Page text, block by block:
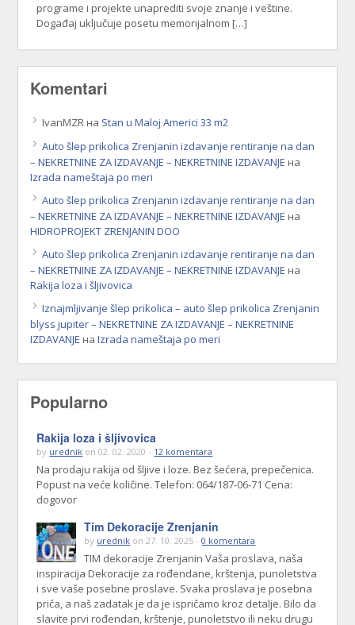
programe i projekte unaprediti svoje znanje i veštine.
Događaj uključuje posetu memorijalnom […]
Komentari
IvanMZR на Stan u Maloj Americi 33 m2
Auto šlep prikolica Zrenjanin izdavanje rentiranje na dan
– NEKRETNINE ZA IZDAVANJE – NEKRETNINE IZDAVANJE на
Izrada nameštaja po meri
Auto šlep prikolica Zrenjanin izdavanje rentiranje na dan
– NEKRETNINE ZA IZDAVANJE – NEKRETNINE IZDAVANJE на
HIDROPROJEKT ZRENJANIN DOO
Auto šlep prikolica Zrenjanin izdavanje rentiranje na dan
– NEKRETNINE ZA IZDAVANJE – NEKRETNINE IZDAVANJE на
Rakija loza i šljivovica
Iznajmljivanje šlep prikolica – auto šlep prikolica Zrenjanin
blyss jupiter – NEKRETNINE ZA IZDAVANJE – NEKRETNINE
IZDAVANJE наIzrada nameštaja po meri
Popularno
Rakija loza i šljivovica
by urednik on 02. 02. 2020 - 12 komentara
Na prodaju rakija od šljive i loze. Bez šećera, prepečenica.
Popust na veće količine. Telefon: 064/187-06-71 Cena:
dogovor
Tim Dekoracije Zrenjanin
by urednik on 27. 10. 2025 -0 komentara
TIM dekoracije Zrenjanin Vaša proslava, naša
inspiracija Dekoracije za rođendane, krštenja, punoletstva
i sve vaše posebne proslave. Svaka proslava je posebna
priča, a naš zadatak je da je ispričamo kroz detalje. Bilo da
slavite prvi rođendan, krštenje, punoletstvo ili neku drugu